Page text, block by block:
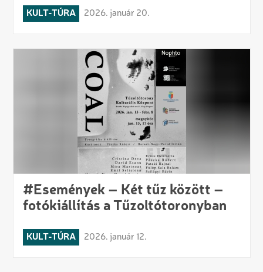
KULT-TÚRA 2026. január 20.
#Események – Két tűz között –
fotókiállítás a Tűzoltótoronyban
KULT-TÚRA 2026. január 12.